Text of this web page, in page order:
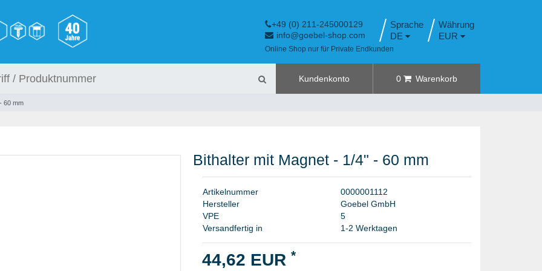
Sprache
DE
EUR
+49 (0) 211-245000129
info@goebel-shop.com
Online Shop nur für Private Endkunden
60 mm
Kundenkonto 0 Warenkorb
Bithalter mit Magnet - 1/4" - 60 mm
Artikelnummer 000000111 2
Hersteller Goebel GmbH
VPE
5
Versandfertig in
1-2 Werktagen
44,62 EUR *